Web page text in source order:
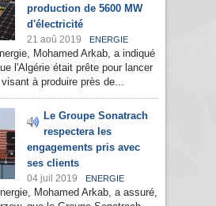
production de 5600 MW
d'électricité
21 aoû 2019 ENERGIE
Mohamed Arkab, a indiqué
l'Algérie était prête pour lancer
à produire près de...
Le Groupe Sonatrach
respectera les
engagements pris avec
ses clients
04 juil 2019 ENERGIE
Mohamed Arkab, a assuré,